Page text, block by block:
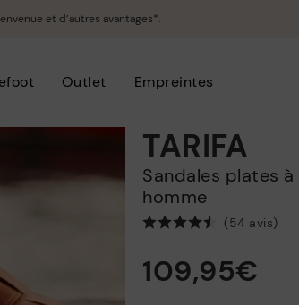
et d’autres avantages*.
Outlet Empreintes
TARIFA
Sandales plates à fermeture adhésive pour
homme
(54 avis)
109,95€